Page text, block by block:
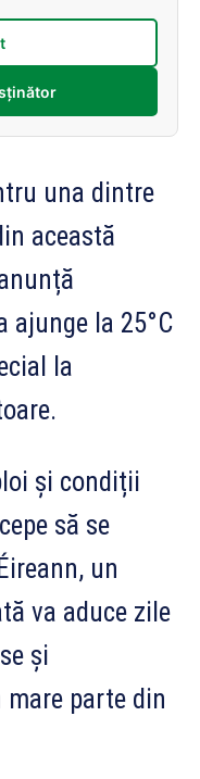
una dintre
această
ajunge la 25°C
la
și condiții
să se
un
va aduce zile
și
parte din